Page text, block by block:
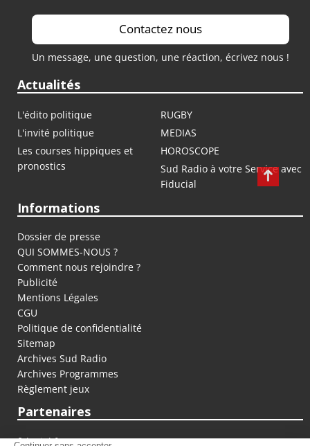
Contactez nous
Un message, une question, une réaction, écrivez nous !
Actualités
L'édito politique
RUGBY
L'invité politique
MEDIAS
Les courses hippiques et
pronostics
HOROSCOPE
Sud Radio à votre Service avec
Fiducial
Informations
Dossier de presse
QUI SOMMES-NOUS ?
Comment nous rejoindre ?
Publicité
Mentions Légales
CGU
Politique de confidentialité
Sitemap
Archives Sud Radio
Archives Programmes
Règlement jeux
Partenaires
fiducial.fr